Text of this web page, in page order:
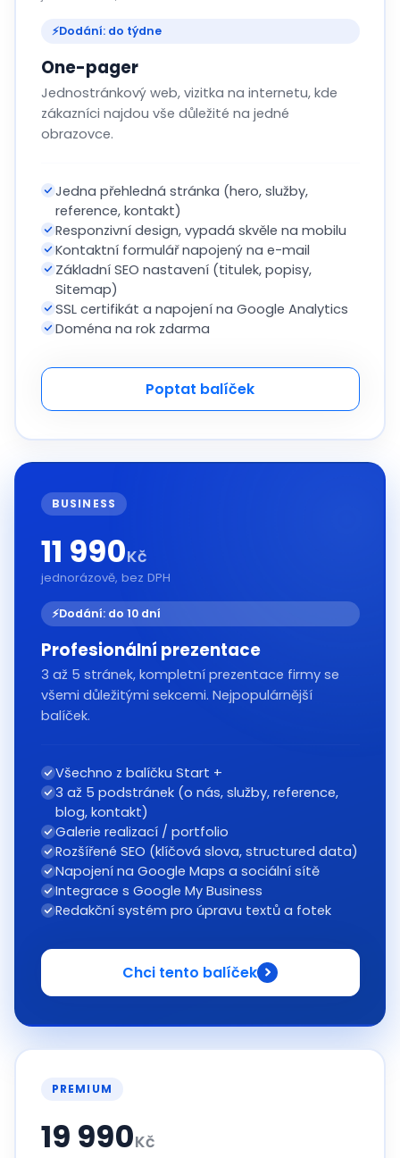
⚡Dodání: do týdne
One-pager
Jednostránkový web, vizitka na internetu, kde
zákazníci najdou vše důležité na jedné
obrazovce.
Jedna přehledná stránka (hero, služby,
reference, kontakt)
Responzivní design, vypadá skvěle na mobilu
Kontaktní formulář napojený na e-mail
Základní SEO nastavení (titulek, popisy,
Sitemap)
SSL certifikát a napojení na Google Analytics
Doména na rok zdarma
Poptat balíček
BUSINESS
11 990Kč
jednorázově, bez DPH
⚡Dodání: do 10 dní
Profesionální prezentace
3 až 5 stránek, kompletní prezentace firmy se
všemi důležitými sekcemi. Nejpopulárnější
balíček.
Všechno z balíčku Start +
3 až 5 podstránek (o nás, služby, reference,
blog, kontakt)
Galerie realizací / portfolio
Rozšířené SEO (klíčová slova, structured data)
Napojení na Google Maps a sociální sítě
Integrace s Google My Business
Redakční systém pro úpravu textů a fotek
Chci tento balíček
PREMIUM
19 990Kč